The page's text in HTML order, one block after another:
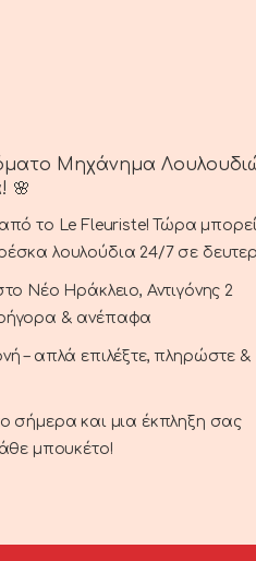
Μηχάνημα
🌸
το Le Fleuriste! Τώρα
λουλούδια 24/7 σε
Νέο Ηράκλειο, Αντιγόνης 2
& ανέπαφα
– απλά επιλέξτε, πληρώστε &
σήμερα και μια έκπληξη σας
μπουκέτο!